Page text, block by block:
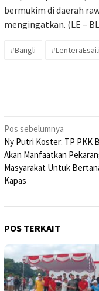
bermukim di daerah
mengingatkan. (LE –
#Bangli
Navigasi
pos
Pos sebelumnya
Ny Putri Koster: TP PKK
Akan Manfaatkan
Masyarakat Untuk
Kapas
POS TERKAIT